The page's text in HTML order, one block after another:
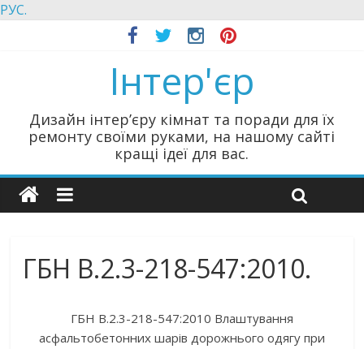
РУС.
Інтер'єр
Дизайн інтер’єру кімнат та поради для їх
ремонту своїми руками, на нашому сайті
кращі ідеї для вас.
ГБН В.2.3-218-547:2010.
ГБН В.2.3-218-547:2010 Влаштування
асфальтобетонних шарів дорожнього одягу при